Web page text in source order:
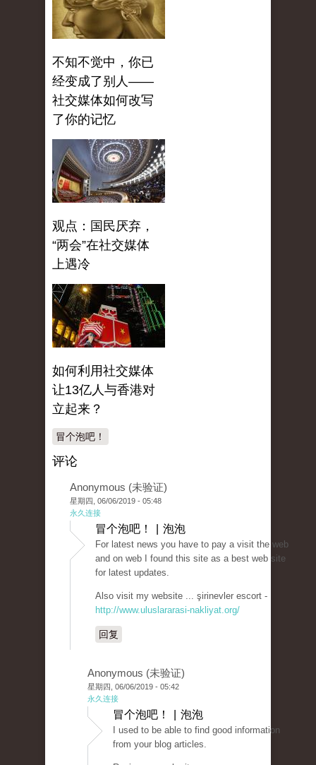
不知不觉中，你已
经变成了别人——
社交媒体如何改写
了你的记忆
观点：国民厌弃，
“两会”在社交媒体
上遇冷
如何利用社交媒体
让13亿人与香港对
立起来？
冒个泡吧！
评论
Anonymous (未验证)
星期四, 06/06/2019 - 05:48
永久连接
冒个泡吧！ | 泡泡
For latest news you have to pay a visit the web
and on web I found this site as a best web site
for latest updates.
Also visit my website ... şirinevler escort -
http://www.uluslararasi-nakliyat.org/
回复
Anonymous (未验证)
星期四, 06/06/2019 - 05:42
永久连接
冒个泡吧！ | 泡泡
I used to be able to find good information
from your blog articles.